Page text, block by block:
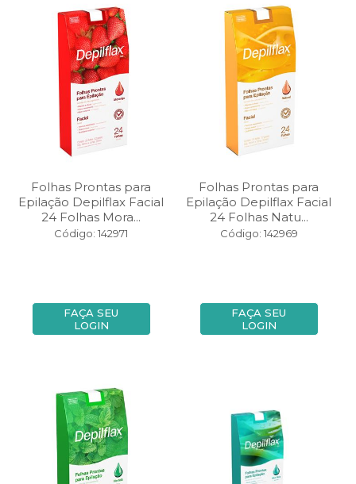
Folhas Prontas para
Epilação Depilflax Facial
24 Folhas Mora...
Código: 142971
FAÇA SEU
LOGIN
Folhas Prontas para
Epilação Depilflax Facial
24 Folhas Natu...
Código: 142969
FAÇA SEU
LOGIN